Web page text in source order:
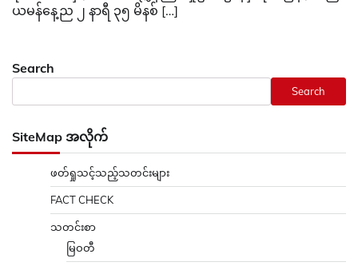
ယမန်နေ့ည ၂ နာရီ ၃၅ မိနစ် […]
Search
Search
SiteMap အလိုက်
ဖတ်ရှုသင့်သည့်သတင်းများ
FACT CHECK
သတင်းစာ
မြဝတီ